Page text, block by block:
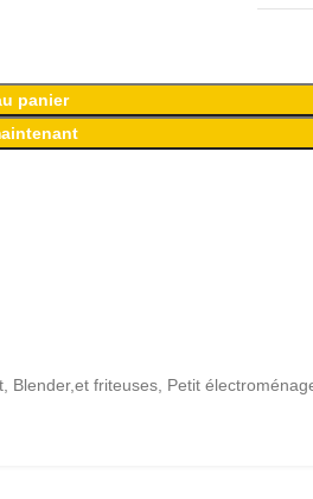
panier
Blender,et friteuses, Petit